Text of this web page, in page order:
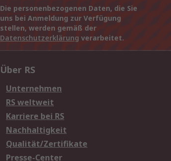
Die personenbezogenen Daten, die Sie
uns bei Anmeldung zur Verfügung
stellen, werden gemäß der
Datenschutzerklärung verarbeitet.
Über RS
Unternehmen
RS weltweit
Karriere bei RS
Nachhaltigkeit
Qualität/Zertifikate
Presse-Center